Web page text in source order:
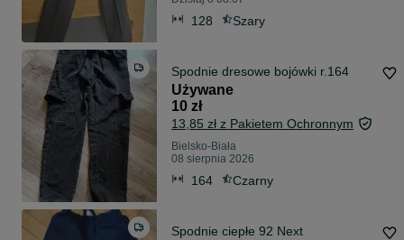
128 Szary
Spodnie dresowe bojówki r.164
Używane
10 zł
13,85 zł z Pakietem Ochronnym
Bielsko-Biała
08 sierpnia 2026
164 Czarny
Spodnie ciepłe 92 Next